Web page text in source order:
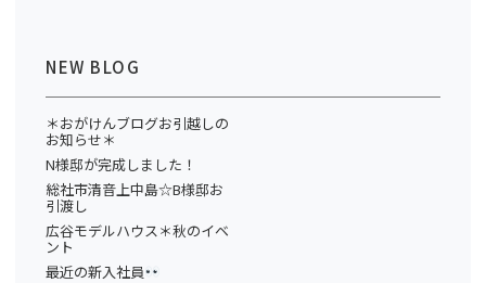
NEW BLOG
＊おがけんブログお引越しの
お知らせ＊
N様邸が完成しました！
総社市清音上中島☆B様邸お
引渡し
広谷モデルハウス＊秋のイベ
ント
最近の新入社員